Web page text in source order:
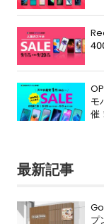
モ
催
最新記事
プ